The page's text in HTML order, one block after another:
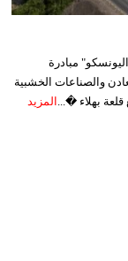
مبادرة
والصناعات الخشبية
بهلاء �... المزيد